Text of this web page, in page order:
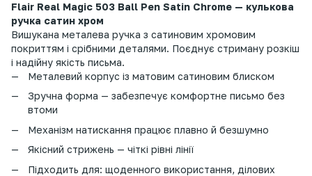
Flair Real Magic 503 Ball Pen Satin Chrome — кулькова
ручка сатин хром
Вишукана металева ручка з сатиновим хромовим
покриттям і срібними деталями. Поєднує стриману розкіш
і надійну якість письма.
Металевий корпус із матовим сатиновим блиском
Зручна форма — забезпечує комфортне письмо без
втоми
Механізм натискання працює плавно й безшумно
Якісний стрижень — чіткі рівні лінії
Підходить для: щоденного використання, ділових